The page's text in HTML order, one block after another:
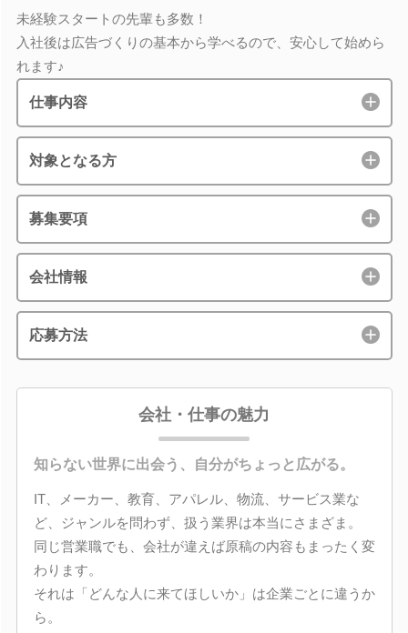
未経験スタートの先輩も多数！
入社後は広告づくりの基本から学べるので、安心して始めら
れます♪
仕事内容
対象となる方
募集要項
会社情報
応募方法
会社・仕事の魅力
知らない世界に出会う、自分がちょっと広がる。
IT、メーカー、教育、アパレル、物流、サービス業な
ど、ジャンルを問わず、扱う業界は本当にさまざま。
同じ営業職でも、会社が違えば原稿の内容もまったく変
わります。
それは「どんな人に来てほしいか」は企業ごとに違うか
ら。